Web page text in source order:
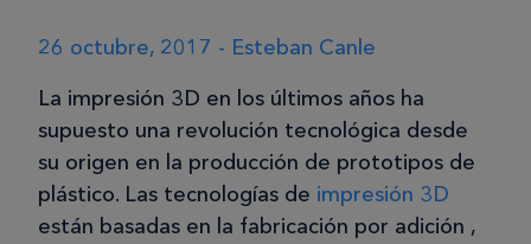
26 octubre, 2017 - Esteban Canle
La impresión 3D en los últimos años ha
supuesto una revolución tecnológica desde
su origen en la producción de prototipos de
plástico. Las tecnologías de impresión 3D
están basadas en la fabricación por adición ,